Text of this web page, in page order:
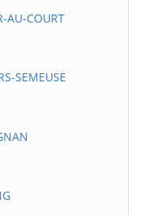
COURT
SEMEUSE